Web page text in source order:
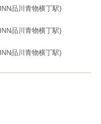
。第13回秋吉台音楽コンク
園大学音楽学部卒業、同大
女合唱団ピアニスト。